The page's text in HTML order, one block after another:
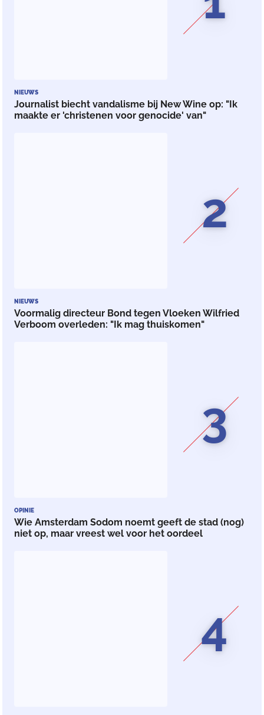
NIEUWS
Journalist biecht vandalisme bij New Wine op: "Ik
maakte er 'christenen voor genocide' van"
2
NIEUWS
Voormalig directeur Bond tegen Vloeken Wilfried
Verboom overleden: "Ik mag thuiskomen"
3
OPINIE
Wie Amsterdam Sodom noemt geeft de stad (nog)
niet op, maar vreest wel voor het oordeel
4